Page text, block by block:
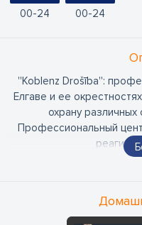
00 24 00 24
''Koblenz Drošība'':
Елгаве и ее
охрану
Профессиональный
Более 1000
в Адажи, Царникаве,
Гарциемсе, Гауе и всем